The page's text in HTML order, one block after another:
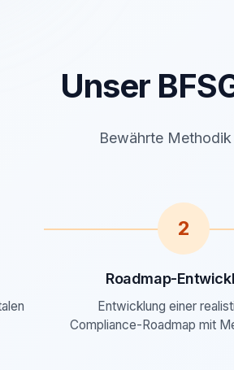
Unser
Bewährte
2
Roadmap-
Entwicklung einer
Compliance-Roadmap mit